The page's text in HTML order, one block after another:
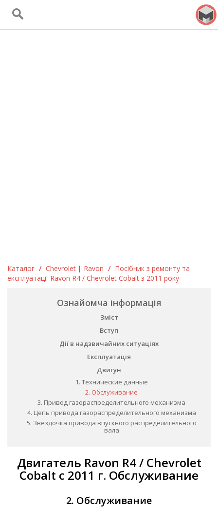
Каталог / Chevrolet | Ravon / Посібник з ремонту та
експлуатації Ravon R4 / Chevrolet Cobalt з 2011 року
Ознайомча інформація
Зміст
Вступ
Дії в надзвичайних ситуаціях
Експлуатація
Двигун
1. Технические данные
2. Обслуживание
3. Привод газораспределительного механизма
4. Цепь привода газораспределительного механизма
5. Звездочка привода впускного распределительного
вала
Двигатель Ravon R4 / Chevrolet
Cobalt с 2011 г. Обслуживание
2. Обслуживание